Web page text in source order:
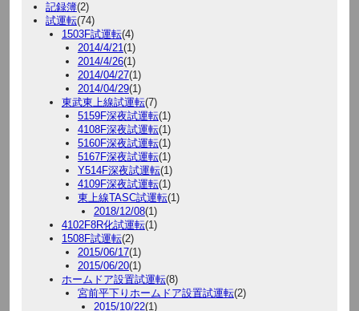
記録簿(2)
試運転(74)
1503F試運転(4)
2014/4/21(1)
2014/4/26(1)
2014/04/27(1)
2014/04/29(1)
東武東上線試運転(7)
5159F深夜試運転(1)
4108F深夜試運転(1)
5160F深夜試運転(1)
5167F深夜試運転(1)
Y514F深夜試運転(1)
4109F深夜試運転(1)
東上線TASC試運転(1)
2018/12/08(1)
4102F8R化試運転(1)
1508F試運転(2)
2015/06/17(1)
2015/06/20(1)
ホームドア設置試運転(8)
宮前平下りホームドア設置試運転(2)
2015/10/22(1)